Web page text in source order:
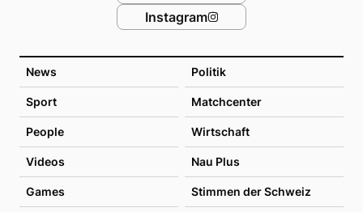
News Politik
Sport Matchcenter
People Wirtschaft
Videos Nau Plus
Games Stimmen der Schweiz
Instagram